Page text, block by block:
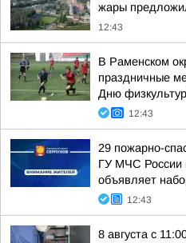
жары
12:43
В Раменском
праздничные
Дню
12:43
29 пожарно-
ГУ МЧС России
объявляет
12:43
8 августа с